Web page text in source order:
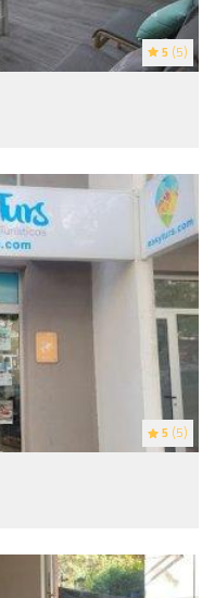
5 (5)
5 (5)